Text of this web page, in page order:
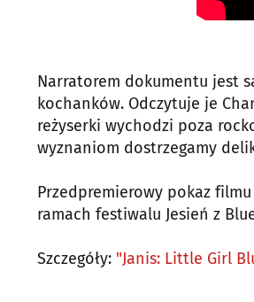
Narratorem dokumentu jest
kochanków. Odczytuje je
reżyserki wychodzi poza
wyznaniom dostrzegamy
Przedpremierowy pokaz
ramach festiwalu Jesień z
Szczegóły: "Janis: Little Girl